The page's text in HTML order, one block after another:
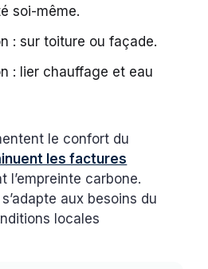
soi-même.
: sur toiture ou façade.
: lier chauffage et eau
le confort du
les factures
l’empreinte carbone.
aux besoins du
locales